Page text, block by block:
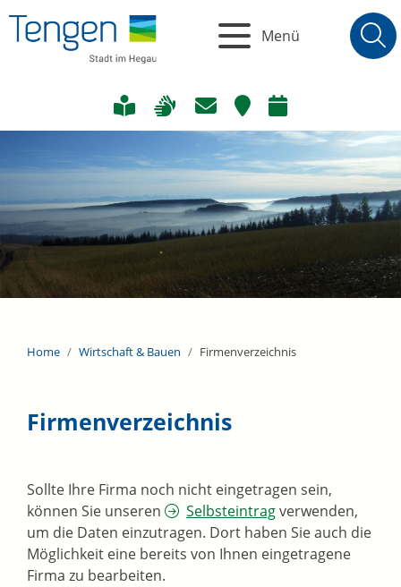
Menü
Home Wirtschaft & Bauen Firmenverzeichnis
Firmenverzeichnis
Sollte Ihre Firma noch nicht eingetragen sein,
können Sie unseren
Selbsteintragverwenden,
um die Daten einzutragen. Dort haben Sie auch die
Möglichkeit eine bereits von Ihnen eingetragene
Firma zu bearbeiten.